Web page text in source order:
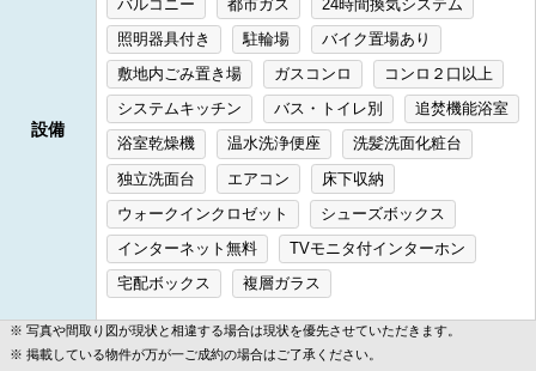
設備
バルコニー
都市ガス
24時間換気システム
照明器具付き
駐輪場
バイク置場あり
敷地内ごみ置き場
ガスコンロ
コンロ２口以上
システムキッチン
バス・トイレ別
追焚機能浴室
浴室乾燥機
温水洗浄便座
洗髪洗面化粧台
独立洗面台
エアコン
床下収納
ウォークインクロゼット
シューズボックス
インターネット無料
TVモニタ付インターホン
宅配ボックス
複層ガラス
写真や間取り図が現状と相違する場合は現状を優先させていただきます。
掲載している物件が万が一ご成約の場合はご了承ください。